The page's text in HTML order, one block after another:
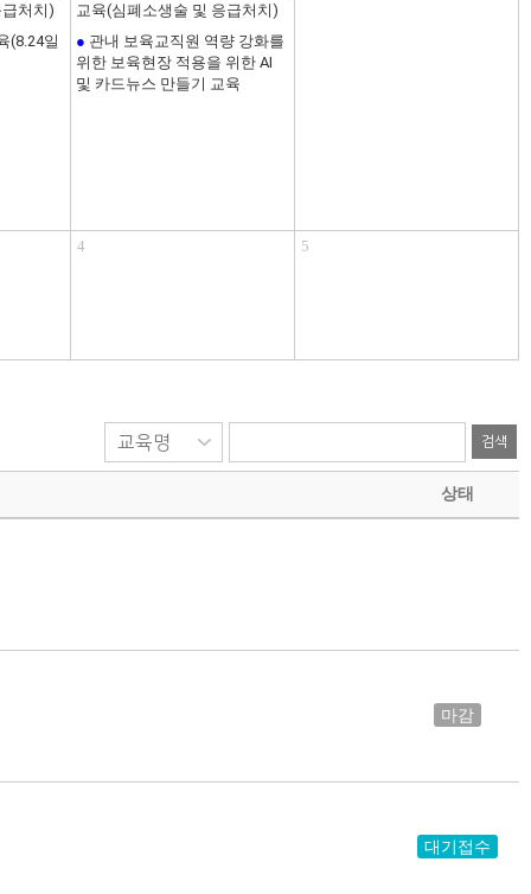
처치)
(8.24일
교육(심폐소생술 및 응급처치)
● 관내 보육교직원 역량 강화를
위한 보육현장 적용을 위한 AI
및 카드뉴스 만들기 교육
4 5
검색
상태
마감
대기접수